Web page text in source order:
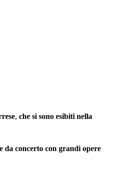
, che si sono esibiti nella
da concerto con grandi opere